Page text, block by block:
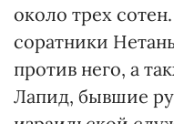
около трех
соратники
против него, а
Лапид, бывшие